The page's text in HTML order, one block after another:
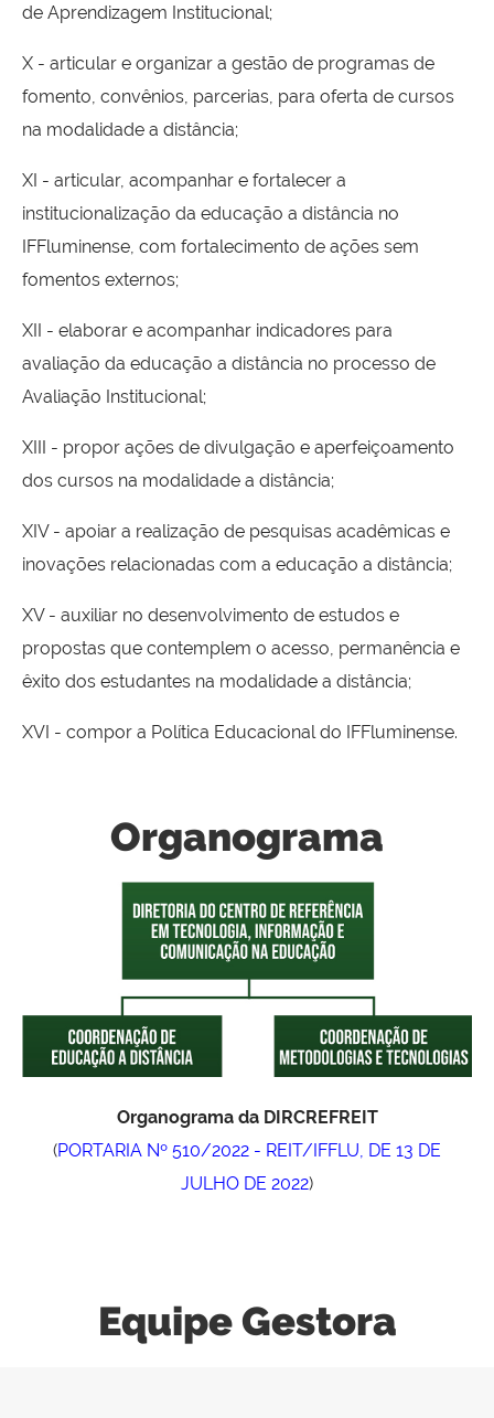
de Aprendizagem Institucional;
X - articular e organizar a gestão de programas de
fomento, convênios, parcerias, para oferta de cursos
na modalidade a distância;
XI - articular, acompanhar e fortalecer a
institucionalização da educação a distância no
IFFluminense, com fortalecimento de ações sem
fomentos externos;
XII - elaborar e acompanhar indicadores para
avaliação da educação a distância no processo de
Avaliação Institucional;
XIII - propor ações de divulgação e aperfeiçoamento
dos cursos na modalidade a distância;
XIV - apoiar a realização de pesquisas acadêmicas e
inovações relacionadas com a educação a distância;
XV - auxiliar no desenvolvimento de estudos e
propostas que contemplem o acesso, permanência e
êxito dos estudantes na modalidade a distância;
XVI - compor a Política Educacional do IFFluminense.
Organograma
Organograma da DIRCREFREIT
(PORTARIA Nº 510/2022 - REIT/IFFLU, DE 13 DE
JULHO DE 2022)
Equipe Gestora